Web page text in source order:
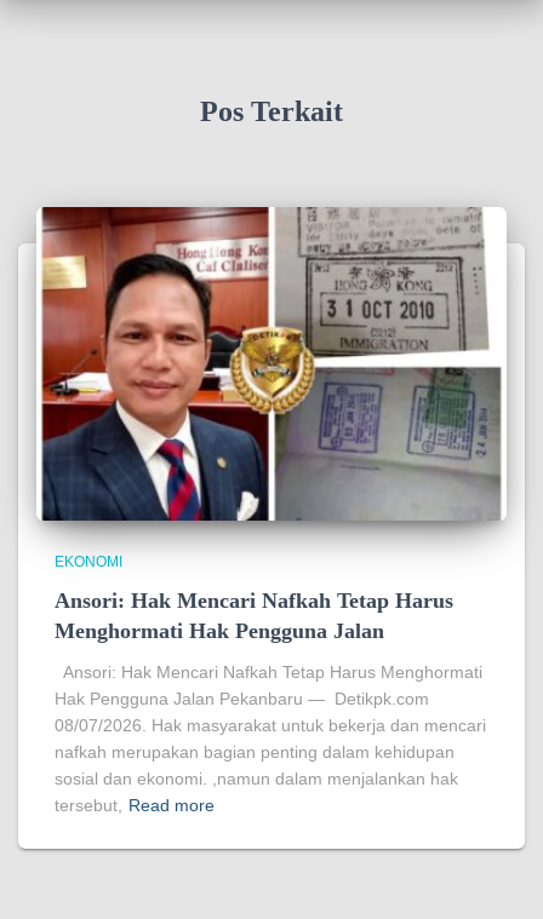
Pos Terkait
EKONOMI
Ansori: Hak Mencari Nafkah Tetap Harus
Menghormati Hak Pengguna Jalan
Ansori: Hak Mencari Nafkah Tetap Harus Menghormati
Hak Pengguna Jalan Pekanbaru — Detikpk.com
08/07/2026. Hak masyarakat untuk bekerja dan mencari
nafkah merupakan bagian penting dalam kehidupan
sosial dan ekonomi. ,namun dalam menjalankan hak
tersebut,
Read more